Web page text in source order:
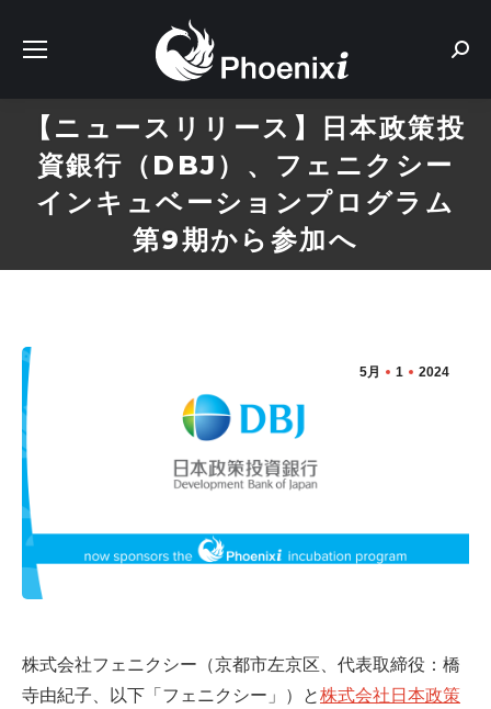
【ニュースリリース】日本政策投
資銀行（DBJ）、フェニクシー
インキュベーションプログラム
第9期から参加へ
5月 1 2024
株式会社フェニクシー（京都市左京区、代表取締役：橋
寺由紀子、以下「フェニクシー」）と株式会社日本政策